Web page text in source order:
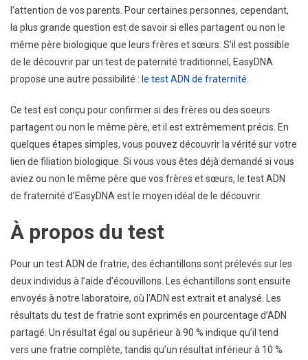
l’attention de vos parents. Pour certaines personnes, cependant,
la plus grande question est de savoir si elles partagent ou non le
même père biologique que leurs frères et sœurs. S’il est possible
de le découvrir par un test de paternité traditionnel, EasyDNA
propose une autre possibilité : le test ADN de fraternité.
Ce test est conçu pour confirmer si des frères ou des soeurs
partagent ou non le même père, et il est extrêmement précis. En
quelques étapes simples, vous pouvez découvrir la vérité sur votre
lien de filiation biologique. Si vous vous êtes déjà demandé si vous
aviez ou non le même père que vos frères et sœurs, le test ADN
de fraternité d’EasyDNA est le moyen idéal de le découvrir.
À propos du test
Pour un test ADN de fratrie, des échantillons sont prélevés sur les
deux individus à l’aide d’écouvillons. Les échantillons sont ensuite
envoyés à notre laboratoire, où l’ADN est extrait et analysé. Les
résultats du test de fratrie sont exprimés en pourcentage d’ADN
partagé. Un résultat égal ou supérieur à 90 % indique qu’il tend
vers une fratrie complète, tandis qu’un résultat inférieur à 10 %